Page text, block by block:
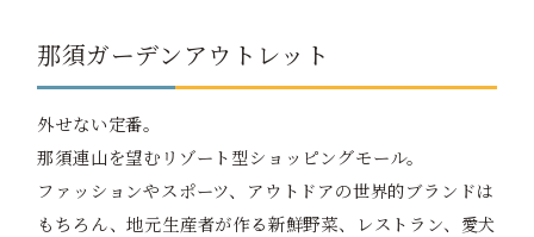
那須ガーデンアウトレット
外せない定番。
那須連山を望むリゾート型ショッピングモール。
ファッションやスポーツ、アウトドアの世界的ブランドは
もちろん、地元生産者が作る新鮮野菜、レストラン、愛犬